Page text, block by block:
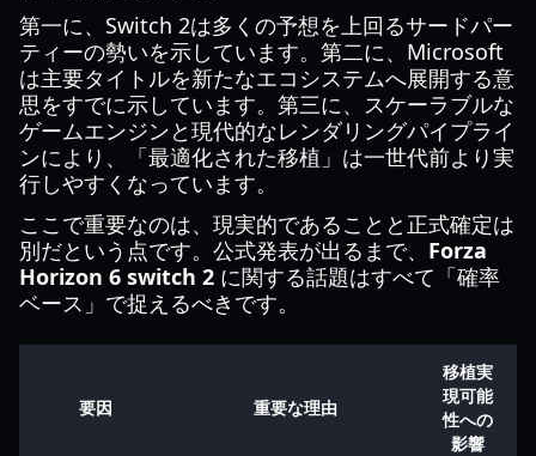
第一に、Switch 2は多くの予想を上回るサードパー
ティーの勢いを示しています。第二に、Microsoft
は主要タイトルを新たなエコシステムへ展開する意
思をすでに示しています。第三に、スケーラブルな
ゲームエンジンと現代的なレンダリングパイプライ
ンにより、「最適化された移植」は一世代前より実
行しやすくなっています。
ここで重要なのは、現実的であることと正式確定は
別だという点です。公式発表が出るまで、 Forza
Horizon 6 switch 2 に関する話題はすべて「確率
ベース」で捉えるべきです。
要因 重要な理由
移植実
現可能
性への
影響